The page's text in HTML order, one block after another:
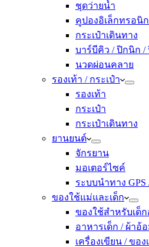
ชุดว่ายน้ำ
คูปองอิเล็กทรอนิ
กระเป๋าเดินทาง
บาร์บีคิว / ปิกนิก /
นวดผ่อนคลาย
รองเท้า / กระเป๋า
รองเท้า
กระเป๋า
กระเป๋าเดินทาง
ยานยนต์
จักรยาน
มอเตอร์ไซค์
ระบบนำทาง GPS
ของใช้แม่และเด็ก
ของใช้สำหรับเด็
อาหารเด็ก / ผ้าอ้
เครื่องเขียน / ของ